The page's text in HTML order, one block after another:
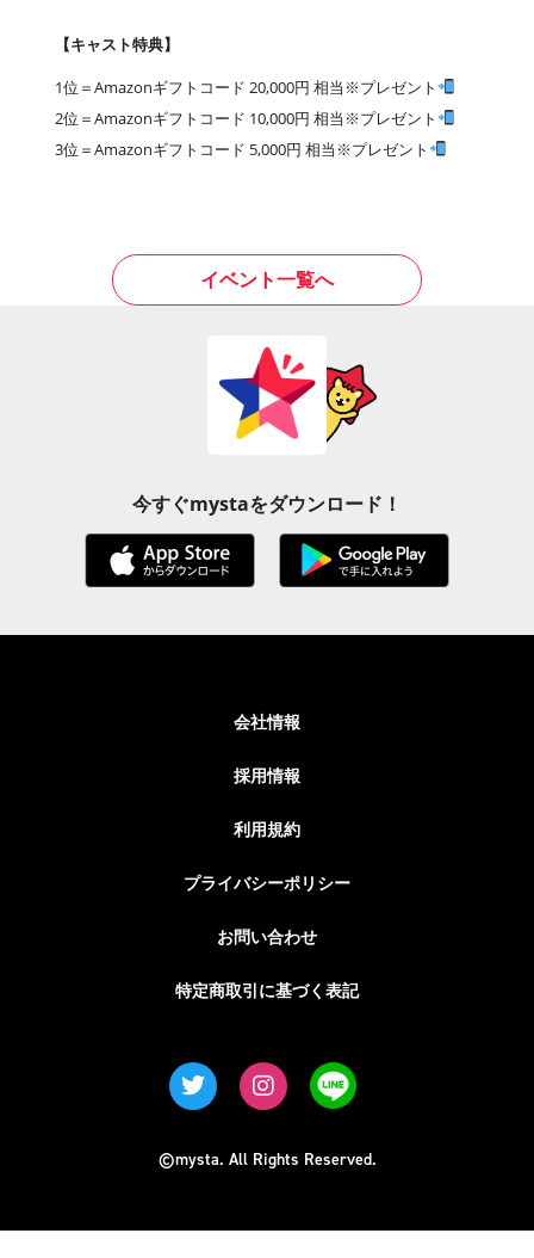
【キャスト特典】
1位＝Amazonギフトコード 20,000円 相当※プレゼント
2位＝Amazonギフトコード 10,000円 相当※プレゼント
3位＝Amazonギフトコード 5,000円 相当※プレゼント
イベント一覧へ
今すぐmystaをダウンロード！
会社情報
採用情報
利用規約
プライバシーポリシー
お問い合わせ
特定商取引に基づく表記
©mysta. All Rights Reserved.